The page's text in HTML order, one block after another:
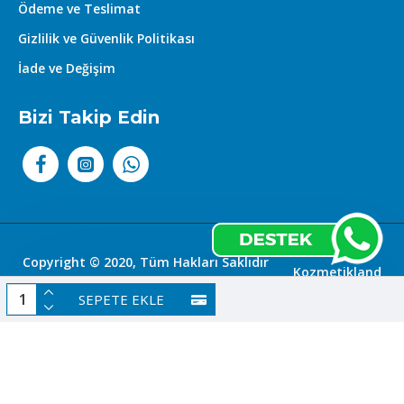
SEPETE EKLE
Ödeme ve Teslimat
Gizlilik ve Güvenlik Politikası
İade ve Değişim
Bizi Takip Edin
Copyright © 2020, Tüm Hakları Saklıdır
|
Kozmetikland